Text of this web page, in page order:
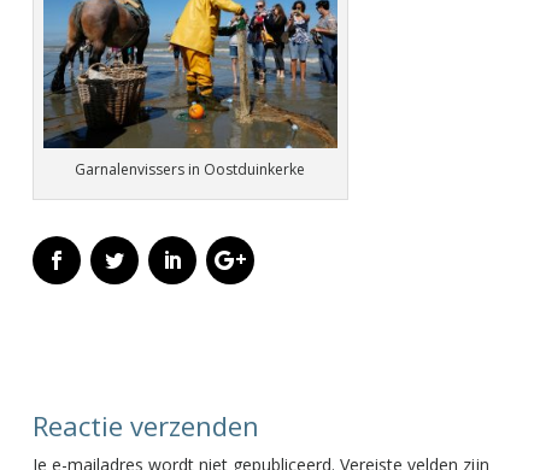
Garnalenvissers in Oostduinkerke
Reactie verzenden
Je e-mailadres wordt niet gepubliceerd. Vereiste velden zijn